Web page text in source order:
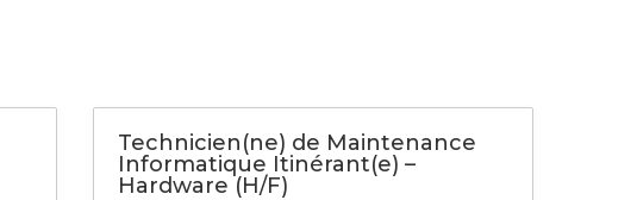
Technicien(ne) de Maintenance
Informatique Itinérant(e) –
Hardware (H/F)